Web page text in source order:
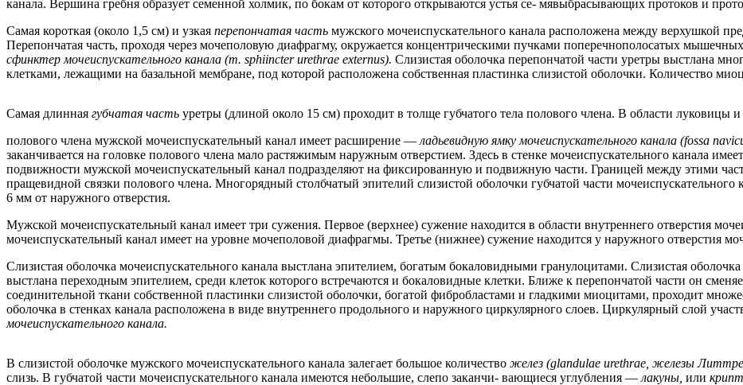
канала. Вершина гребня образует семенной холмик, по бокам от которого открываются устья се- мявыбрасывающих протоков и
Самая короткая (около 1,5 см) и узкая перепончатая часть мужского мочеиспускательного канала расположена между верхушкой
Перепончатая часть, проходя через мочеполовую диафрагму, окружается концентрическими пучками поперечнополосатых
сфинктер мочеиспускательного канала (m. sphiincter urethrae externus). Слизистая оболочка перепончатой части уретры выстлана
клетками, лежащими на базальной мембране, под которой расположена собственная пластинка слизистой оболочки. Количество
Самая длинная губчатая часть уретры (длиной около 15 см) проходит в толще губчатого тела полового члена. В области луковицы и
полового члена мужской мочеиспускательный канал имеет расширение — ладьевидную ямку мочеиспускательного канала (fossa
заканчивается на головке полового члена мало растяжимым наружным отверстием. Здесь в стенке мочеиспускательного канала
подвижности мужской мочеиспускательный канал подразделяют на фиксированную и подвижную части. Границей между этими
пращевидной связки полового члена. Многорядный столбчатый эпителий слизистой оболочки губчатой части
6 мм от наружного отверстия.
Мужской мочеиспускательный канал имеет три сужения. Первое (верхнее) сужение находится в области внутреннего отверстия
мочеиспускательный канал имеет на уровне мочеполовой диафрагмы. Третье (нижнее) сужение находится у наружного отверстия
Слизистая оболочка мочеиспускательного канала выстлана эпителием, богатым бокаловидными гранулоцитами. Слизистая оболочка
выстлана переходным эпителием, среди клеток которого встречаются и бокаловидные клетки. Ближе к перепончатой части он
соединительной ткани собственной пластинки слизистой оболочки, богатой фибробластами и гладкими миоцитами, проходит
оболочка в стенках канала расположена в виде внутреннего продольного и наружного циркулярного слоев. Циркулярный слой
мочеиспускательного канала.
В слизистой оболочке мужского мочеиспускательного канала залегает большое количество желез (glandulae urethrae, железы
слизь. В губчатой части мочеиспускательного канала имеются небольшие, слепо заканчи- вающиеся углубления — лакуны, или